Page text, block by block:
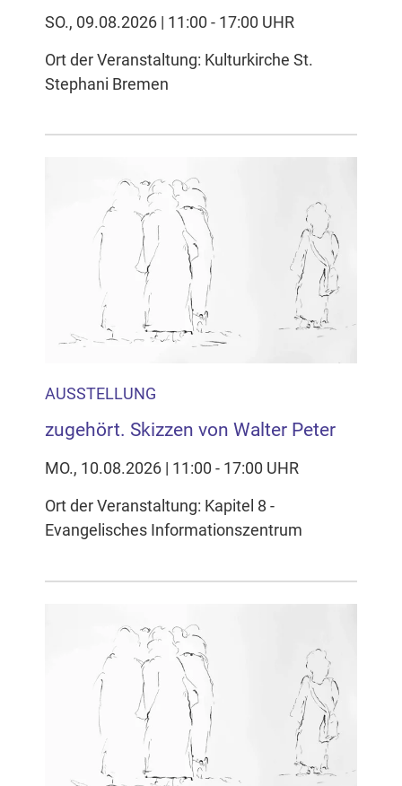
SO., 09.08.2026 | 11:00 - 17:00 UHR
Ort der Veranstaltung: Kulturkirche St.
Stephani Bremen
AUSSTELLUNG
zugehört. Skizzen von Walter Peter
MO., 10.08.2026 | 11:00 - 17:00 UHR
Ort der Veranstaltung: Kapitel 8 -
Evangelisches Informationszentrum